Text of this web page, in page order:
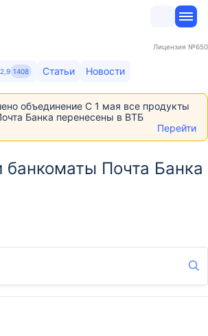
Лицензия №650
2,9 1408 Статьи Новости
объединение С 1 мая все продукты
Банка перенесены в ВТБ
Перейти
банкоматы Почта Банка